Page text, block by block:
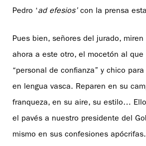
Pedro ‘ad efesios’ con la prensa
Pues bien, señores del jurado,
ahora a este otro, el mocetón al que
“personal de confianza” y chico
en lengua vasca. Reparen en su
franqueza, en su aire, su estilo…
el pavés a nuestro presidente del
mismo en sus confesiones